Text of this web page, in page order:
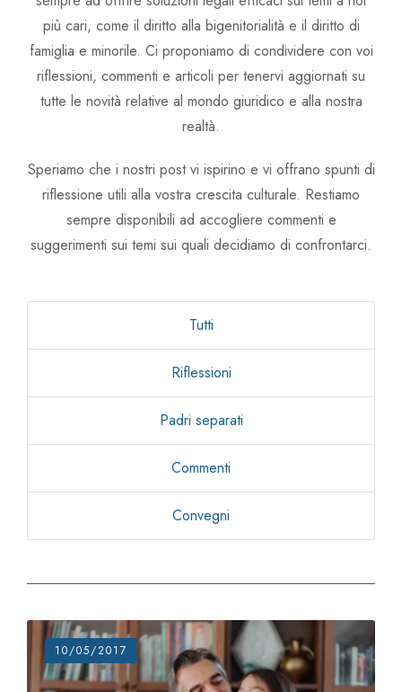
Avv. Linda Zullo
più cari, come il diritto alla bigenitorialità e il diritto di
famiglia e minorile. Ci proponiamo di condividere con voi
riflessioni, commenti e articoli per tenervi aggiornati su
tutte le novità relative al mondo giuridico e alla nostra
realtà.
Speriamo che i nostri post vi ispirino e vi offrano spunti di
riflessione utili alla vostra crescita culturale. Restiamo
sempre disponibili ad accogliere commenti e
suggerimenti sui temi sui quali decidiamo di confrontarci.
Tutti
Riflessioni
Padri separati
Commenti
Convegni
10/05/2017